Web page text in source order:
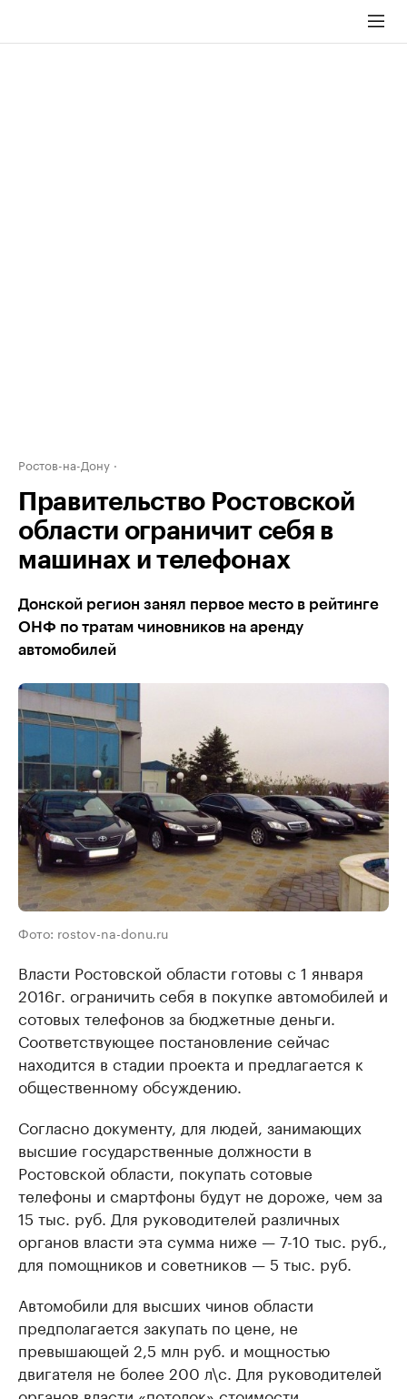
Ростов-на-Дону
Правительство Ростовской
области ограничит себя в
машинах и телефонах
Донской регион занял первое место в рейтинге
ОНФ по тратам чиновников на аренду
автомобилей
Фото: rostov-na-donu.ru
Власти Ростовской области готовы с 1 января
2016г. ограничить себя в покупке автомобилей и
сотовых телефонов за бюджетные деньги.
Соответствующее постановление сейчас
находится в стадии проекта и предлагается к
общественному обсуждению.
Согласно документу, для людей, занимающих
высшие государственные должности в
Ростовской области, покупать сотовые
телефоны и смартфоны будут не дороже, чем за
15 тыс. руб. Для руководителей различных
органов власти эта сумма ниже — 7-10 тыс. руб.,
для помощников и советников — 5 тыс. руб.
Автомобили для высших чинов области
предполагается закупать по цене, не
превышающей 2,5 млн руб. и мощностью
двигателя не более 200 л\с. Для руководителей